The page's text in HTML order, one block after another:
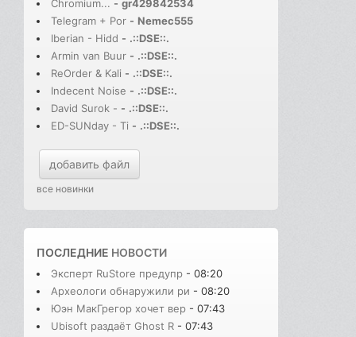
Chromium... - gr429842534
Telegram + Por - Nemec555
Iberian - Hidd - .::DSE::.
Armin van Buur - .::DSE::.
ReOrder & Kali - .::DSE::.
Indecent Noise - .::DSE::.
David Surok - - .::DSE::.
ED-SUNday - Ti - .::DSE::.
добавить файл
все новинки
ПОСЛЕДНИЕ НОВОСТИ
Эксперт RuStore предупр - 08:20
Археологи обнаружили ри - 08:20
Юэн МакГрегор хочет вер - 07:43
Ubisoft раздаёт Ghost R - 07:43